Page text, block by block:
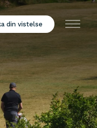
din vistelse Meny